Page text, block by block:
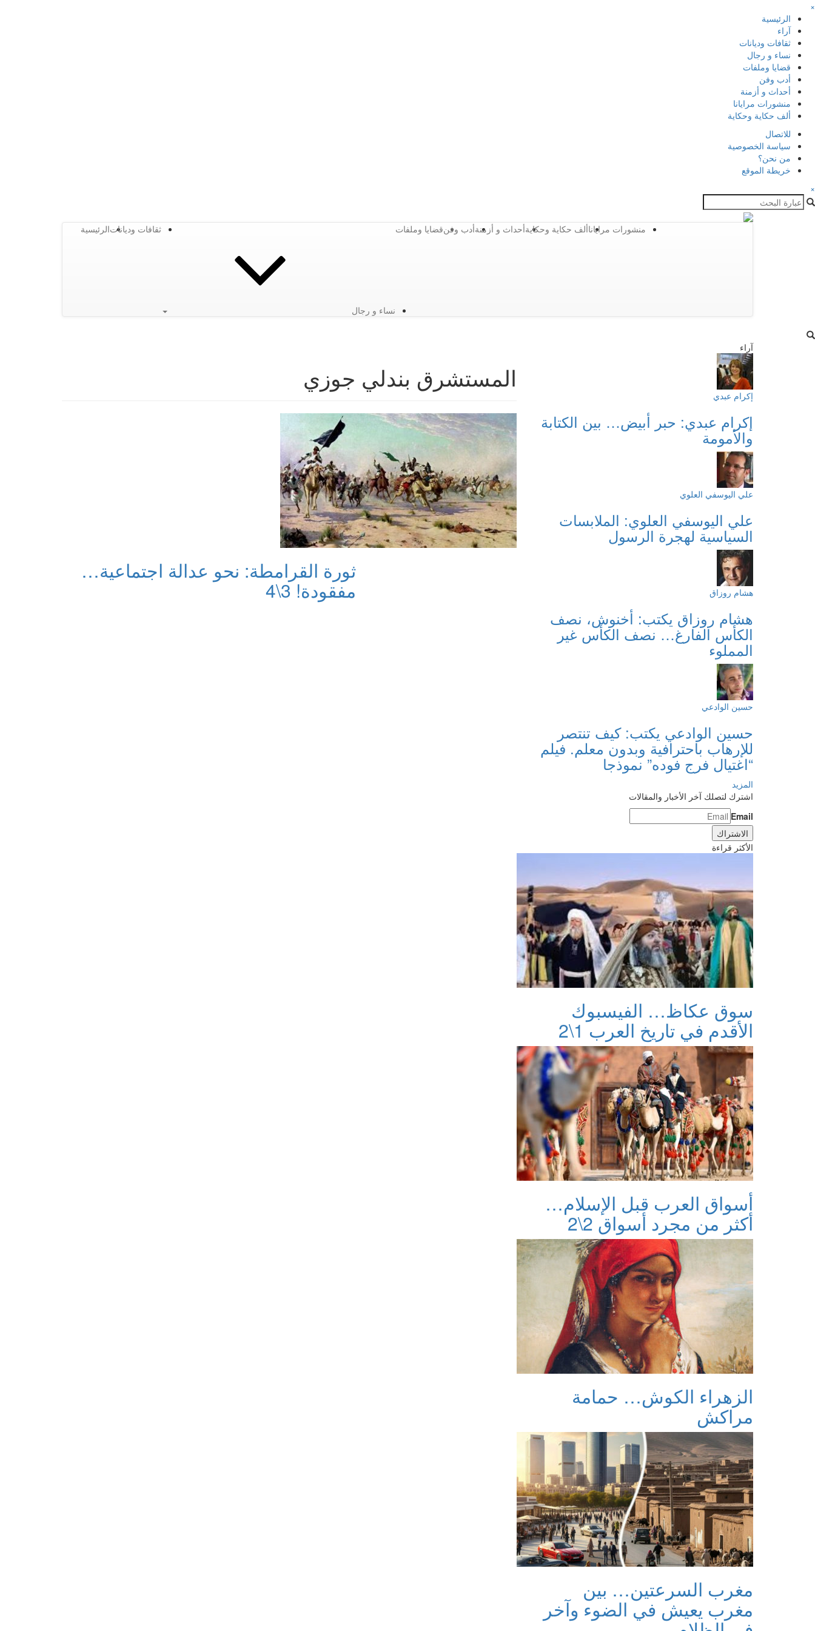
×
الرئيسية
آراء
ثقافات وديانات
نساء و رجال
قضايا وملفات
أدب وفن
أحداث و أزمنة
منشورات مرايانا
ألف حكاية وحكاية
للاتصال
سياسة الخصوصية
من نحن؟
خريطة الموقع
×
الرئيسيةثقافات وديانات
نساء و رجال
قضايا وملفاتأدب وفنأحداث و أزمنةألف حكاية وحكايةمنشورات مرايانا
المستشرق بندلي جوزي
ثورة القرامطة: نحو عدالة اجتماعية…
مفقودة! 3\4
آراء
إكرام عبدي
إكرام عبدي: حبر أبيض… بين الكتابة
والأمومة
علي اليوسفي العلوي
علي اليوسفي العلوي: الملابسات
السياسية لهجرة الرسول
هشام روزاق
هشام روزاق يكتب: أخنوش، نصف
الكأس الفارغ… نصف الكأس غير
المملوء
حسين الوادعي
حسين الوادعي يكتب: كيف تنتصر
للإرهاب باحترافية وبدون معلم. فيلم
“اغتيال فرج فوده” نموذجا
المزيد
اشترك لتصلك آخر الأخبار والمقالات
Email
الأكثر قراءة
سوق عكاظ… الفيسبوك
الأقدم في تاريخ العرب 1\2
أسواق العرب قبل الإسلام…
أكثر من مجرد أسواق 2\2
الزهراء الكوش… حمامة
مراكش
مغرب السرعتين… بين
مغرب يعيش في الضوء وآخر